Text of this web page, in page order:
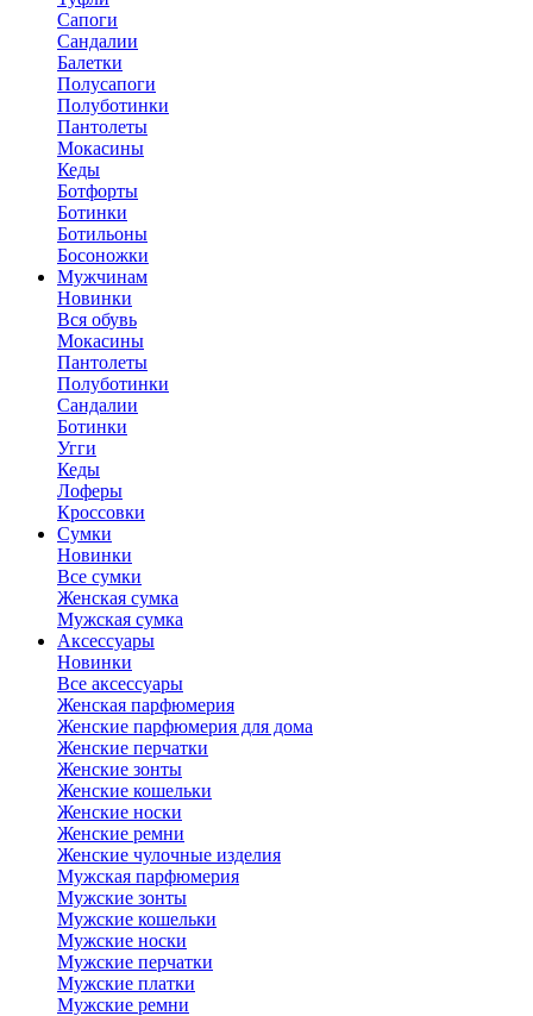
Сапоги
Сандалии
Балетки
Полусапоги
Полуботинки
Пантолеты
Мокасины
Кеды
Ботфорты
Ботинки
Ботильоны
Босоножки
Мужчинам
Новинки
Вся обувь
Мокасины
Пантолеты
Полуботинки
Сандалии
Ботинки
Угги
Кеды
Лоферы
Кроссовки
Сумки
Новинки
Все сумки
Женская сумка
Мужская сумка
Аксессуары
Новинки
Все аксессуары
Женская парфюмерия
Женские парфюмерия для дома
Женские перчатки
Женские зонты
Женские кошельки
Женские носки
Женские ремни
Женские чулочные изделия
Мужская парфюмерия
Мужские зонты
Мужские кошельки
Мужские носки
Мужские перчатки
Мужские платки
Мужские ремни